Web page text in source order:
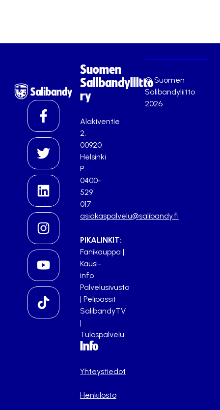
Suomen
Salibandyliitto
ry
Alakiventie
2,
00920
Helsinki
P.
0400-
529
017
asiakaspalvelu@salibandy.fi
PIKALINKIT:
Fanikauppa |
Kausi-
info
Palvelusivusto
| Pelipassit
SalibandyTV
|
Tulospalvelu
Info
Yhteystiedot
Henkilöstö
© Suomen
Salibandyliitto
2026